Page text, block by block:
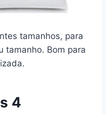
tamanhos, para
tamanho. Bom para
4